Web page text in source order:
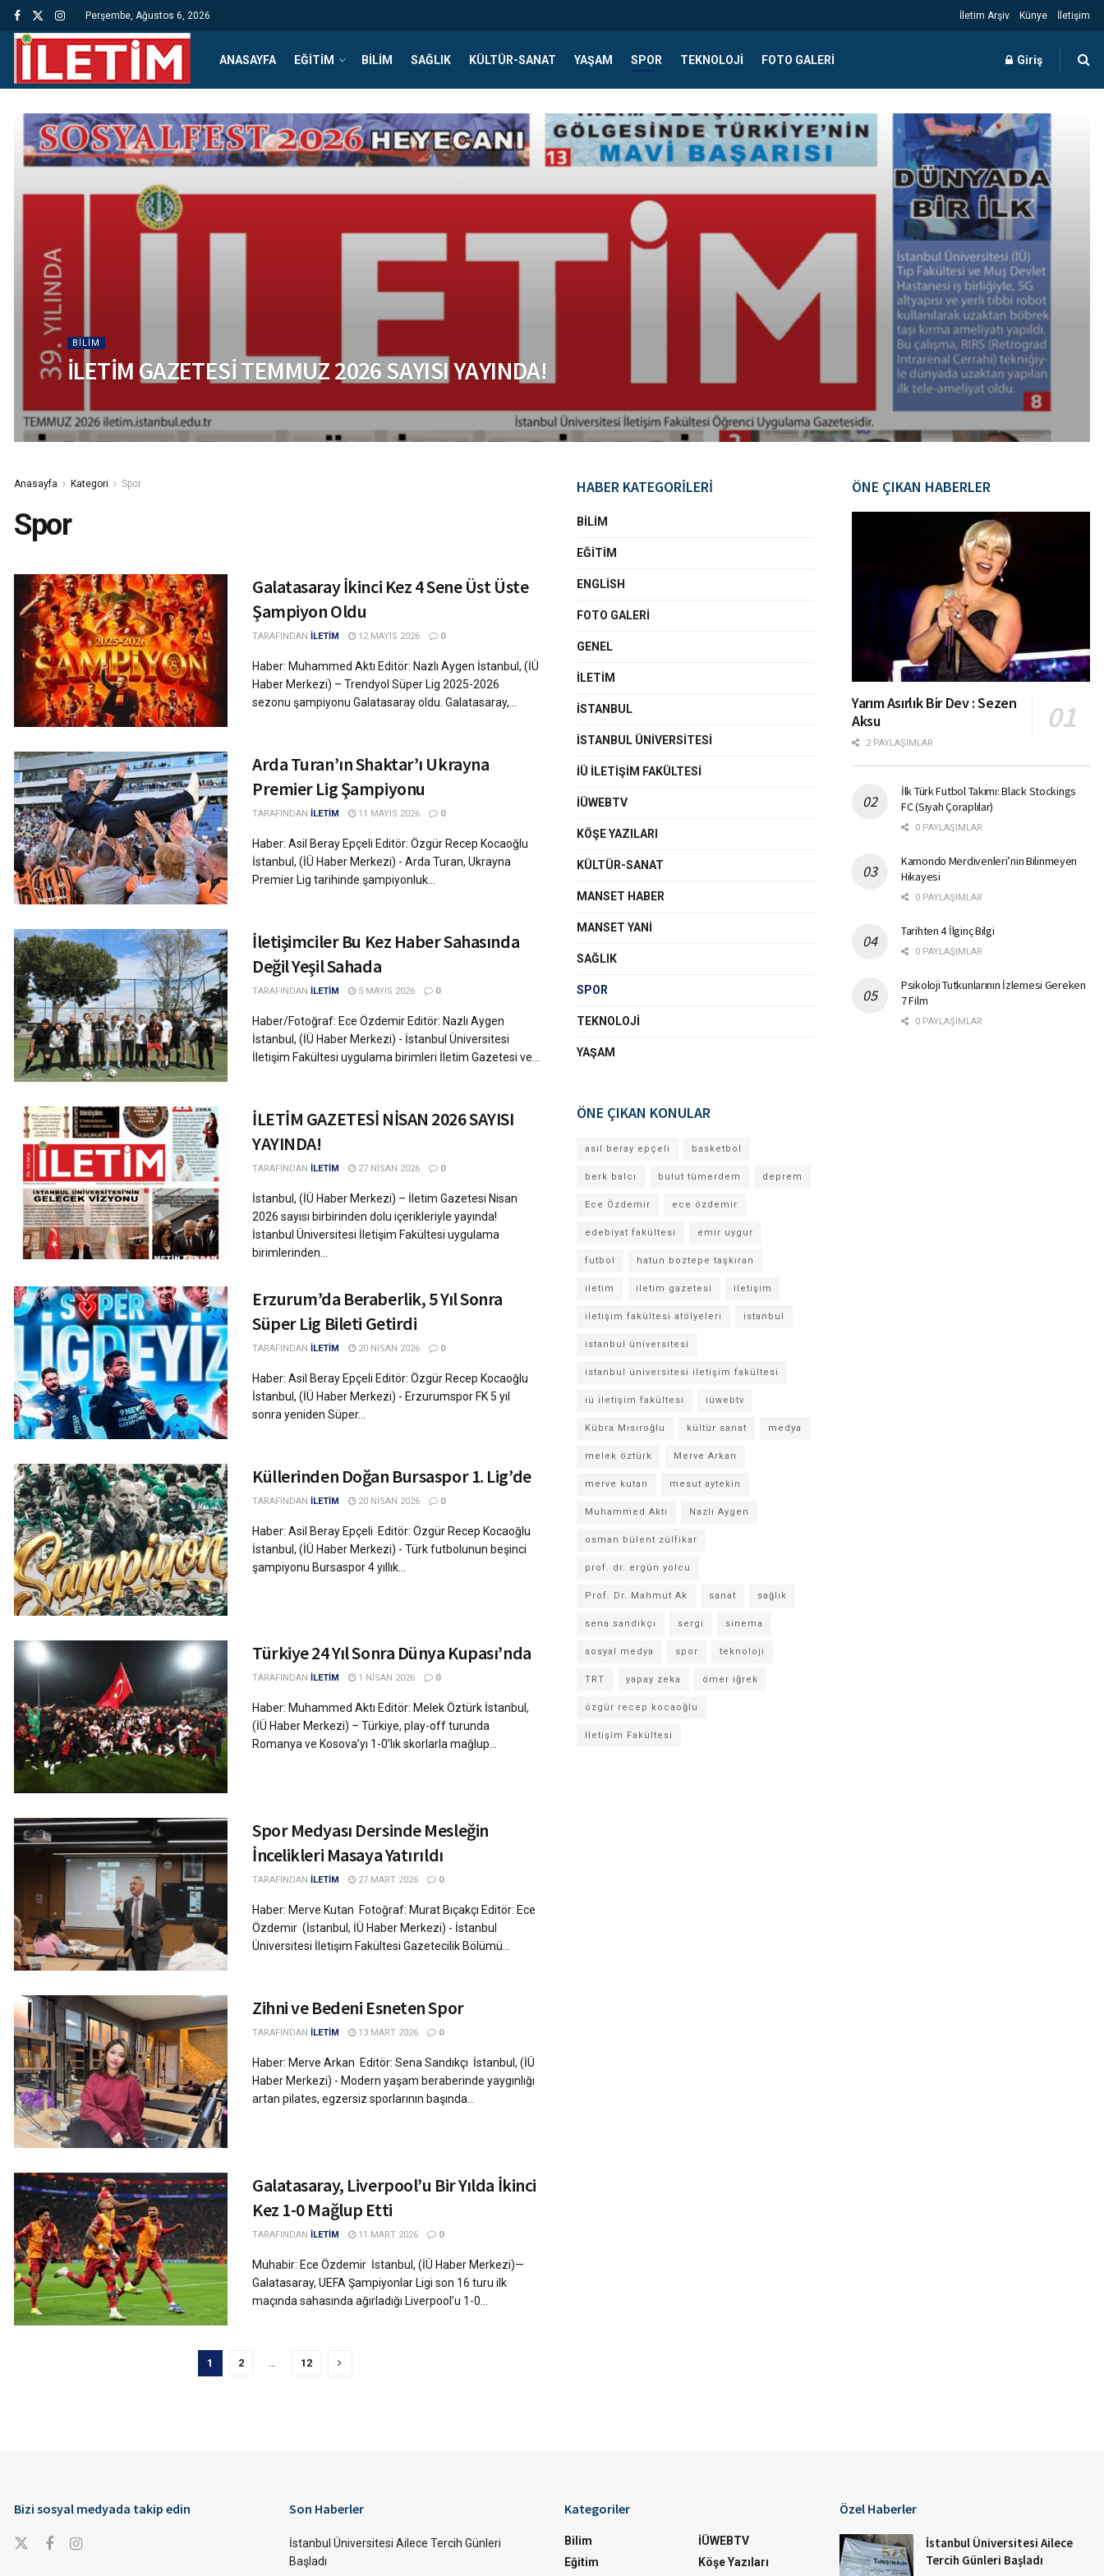
Perşembe, Ağustos 6, 2026 İletim Arşiv Künye İletişim
ANASAYFA EĞITIM BILIM SAĞLIK KÜLTÜR-SANAT YAŞAM SPOR TEKNOLOJI FOTO GALERI Giriş
BILIM
İLETİM GAZETESİ TEMMUZ 2026 SAYISI YAYINDA!
Anasayfa Kategori Spor
Spor
Galatasaray İkinci Kez 4 Sene Üst Üste
Şampiyon Oldu
TARAFINDAN İLETİM 12 MAYIS 2026 0
Haber: Muhammed Aktı Editör: Nazlı Aygen İstanbul, (İÜ
Haber Merkezi) – Trendyol Süper Lig 2025-2026
sezonu şampiyonu Galatasaray oldu. Galatasaray,...
Arda Turan’ın Shaktar’ı Ukrayna
Premier Lig Şampiyonu
TARAFINDAN İLETİM 11 MAYIS 2026 0
Haber: Asil Beray Epçeli Editör: Özgür Recep Kocaoğlu
İstanbul, (İÜ Haber Merkezi) - Arda Turan, Ukrayna
Premier Lig tarihinde şampiyonluk...
İletişimciler Bu Kez Haber Sahasında
Değil Yeşil Sahada
TARAFINDAN İLETİM 5 MAYIS 2026 0
Haber/Fotoğraf: Ece Özdemir Editör: Nazlı Aygen
İstanbul, (İÜ Haber Merkezi) - İstanbul Üniversitesi
İletişim Fakültesi uygulama birimleri İletim Gazetesi ve...
İLETİM GAZETESİ NİSAN 2026 SAYISI
YAYINDA!
TARAFINDAN İLETİM 27 NISAN 2026 0
İstanbul, (İÜ Haber Merkezi) – İletim Gazetesi Nisan
2026 sayısı birbirinden dolu içerikleriyle yayında!
İstanbul Üniversitesi İletişim Fakültesi uygulama
birimlerinden...
Erzurum’da Beraberlik, 5 Yıl Sonra
Süper Lig Bileti Getirdi
TARAFINDAN İLETİM 20 NISAN 2026 0
Haber: Asil Beray Epçeli Editör: Özgür Recep Kocaoğlu
İstanbul, (İÜ Haber Merkezi) - Erzurumspor FK 5 yıl
sonra yeniden Süper...
Küllerinden Doğan Bursaspor 1. Lig’de
TARAFINDAN İLETİM 20 NISAN 2026 0
Haber: Asil Beray Epçeli Editör: Özgür Recep Kocaoğlu
İstanbul, (İÜ Haber Merkezi) - Türk futbolunun beşinci
şampiyonu Bursaspor 4 yıllık...
Türkiye 24 Yıl Sonra Dünya Kupası’nda
TARAFINDAN İLETİM 1 NISAN 2026 0
Haber: Muhammed Aktı Editör: Melek Öztürk İstanbul,
(İÜ Haber Merkezi) – Türkiye, play-off turunda
Romanya ve Kosova’yı 1-0’lık skorlarla mağlup...
Spor Medyası Dersinde Mesleğin
İncelikleri Masaya Yatırıldı
TARAFINDAN İLETİM 27 MART 2026 0
Haber: Merve Kutan Fotoğraf: Murat Bıçakçı Editör: Ece
Özdemir (İstanbul, İÜ Haber Merkezi) - İstanbul
Üniversitesi İletişim Fakültesi Gazetecilik Bölümü...
Zihni ve Bedeni Esneten Spor
TARAFINDAN İLETİM 13 MART 2026 0
Haber: Merve Arkan Editör: Sena Sandıkçı İstanbul, (İÜ
Haber Merkezi) - Modern yaşam beraberinde yaygınlığı
artan pilates, egzersiz sporlarının başında...
Galatasaray, Liverpool’u Bir Yılda İkinci
Kez 1-0 Mağlup Etti
TARAFINDAN İLETİM 11 MART 2026 0
Muhabir: Ece Özdemir İstanbul, (İÜ Haber Merkezi)—
Galatasaray, UEFA Şampiyonlar Ligi son 16 turu ilk
maçında sahasında ağırladığı Liverpool’u 1-0...
1 2 … 12
HABER KATEGORİLERİ
BILIM
EĞITIM
ENGLISH
FOTO GALERI
GENEL
İLETIM
İSTANBUL
İSTANBUL ÜNIVERSITESI
İÜ İLETIŞIM FAKÜLTESI
İÜWEBTV
KÖŞE YAZILARI
KÜLTÜR-SANAT
MANSET HABER
MANSET YANI
SAĞLIK
SPOR
TEKNOLOJI
YAŞAM
ÖNE ÇIKAN KONULAR
asil beray epçeli basketbol
berk balcı bulut tümerdem deprem
Ece Özdemir ece özdemir
edebiyat fakültesi emir uygur
futbol hatun boztepe taşkıran
iletim iletim gazetesi iletişim
iletişim fakültesi atölyeleri istanbul
istanbul üniversitesi
istanbul üniversitesi iletişim fakültesi
iü iletişim fakültesi iüwebtv
Kübra Mısıroğlu kültür sanat medya
melek öztürk Merve Arkan
merve kutan mesut aytekin
Muhammed Aktı Nazlı Aygen
osman bülent zülfikar
prof. dr. ergün yolcu
Prof. Dr. Mahmut Ak sanat sağlık
sena sandıkçı sergi sinema
sosyal medya spor teknoloji
TRT yapay zeka ömer iğrek
özgür recep kocaoğlu
İletişim Fakültesi
ÖNE ÇIKAN HABERLER
Yarım Asırlık Bir Dev : Sezen
Aksu
2 PAYLAŞIMLAR
İlk Türk Futbol Takımı: Black Stockings
FC (Siyah Çoraplılar)
0 PAYLAŞIMLAR
Kamondo Merdivenleri’nin Bilinmeyen
Hikayesi
0 PAYLAŞIMLAR
Tarihten 4 İlginç Bilgi
0 PAYLAŞIMLAR
Psikoloji Tutkunlarının İzlemesi Gereken
7 Film
0 PAYLAŞIMLAR
Bizi sosyal medyada takip edin Son Haberler
İstanbul Üniversitesi Ailece Tercih Günleri
Başladı
Kategoriler
Bilim
Eğitim
İÜWEBTV
Köşe Yazıları
Özel Haberler
İstanbul Üniversitesi Ailece
Tercih Günleri Başladı